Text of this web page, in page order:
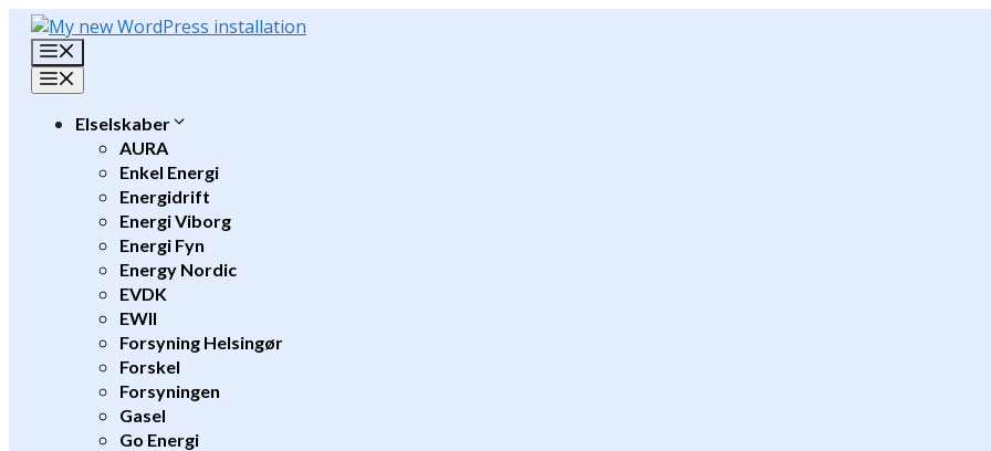
Hop
indhold
Elselskaber
AURA
Enkel Energi
Energidrift
Energi Viborg
Energi Fyn
Energy Nordic
EVDK
EWII
Forsyning Helsingør
Forskel
Forsyningen
Gasel
Go Energi